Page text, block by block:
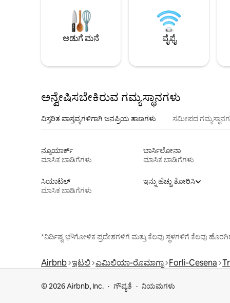
ಅಡುಗೆ ಮನೆ ವೈಫೈ
ಅನ್ವೇಷಿಸಬೇಕಿರುವ ಗಮ್ಯಸ್ಥಾನಗಳು
ವಿಸ್ತರಿತ ವಾಸ್ತವ್ಯಗಳಿಗಾಗಿ ಜನಪ್ರಿಯ ತಾಣಗಳು ಸಮೀಪದ
ನ್ಯೂಯಾರ್ಕ್
ಮಾಸಿಕ ಬಾಡಿಗೆಗಳು
ಬಾರ್ಸಿಲೋನಾ
ಮಾಸಿಕ ಬಾಡಿಗೆಗಳು
ಸಿಯಾಟಲ್
ಮಾಸಿಕ ಬಾಡಿಗೆಗಳು
ಇನ್ನು ಹೆಚ್ಚು ತೋರಿಸಿ
*ನಿರ್ದಿಷ್ಟ ಭೌಗೋಳಿಕ ಪ್ರದೇಶಗಳಿಗೆ ಮತ್ತು ಕೆಲವು ಸ್ಥಳಗಳಿಗೆ ಕೆಲವು
Airbnb ಇಟಲಿ ಎಮಿಲಿಯಾ-ರೊಮಾಗ್ನಾ Forlì-Cesena
© 2026 Airbnb, Inc. ಗೌಪ್ಯತೆ ನಿಯಮಗಳು